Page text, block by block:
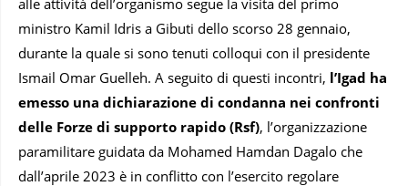
ministro Kamil Idris a Gibuti dello scorso 28 gennaio,
durante la quale si sono tenuti colloqui con il presidente
Ismail Omar Guelleh. A seguito di questi incontri, l’Igad ha
emesso una dichiarazione di condanna nei confronti
delle Forze di supporto rapido (Rsf), l’organizzazione
paramilitare guidata da Mohamed Hamdan Dagalo che
dall’aprile 2023 è in conflitto con l’esercito regolare